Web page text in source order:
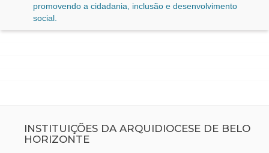
promovendo a cidadania, inclusão e desenvolvimento
social.
INSTITUIÇÕES DA ARQUIDIOCESE DE BELO
HORIZONTE